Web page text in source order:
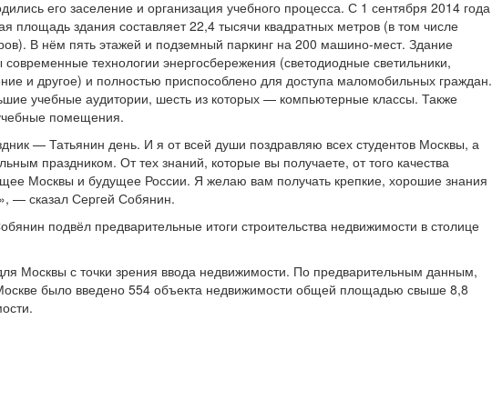
его заселение и организация учебного процесса. С 1 сентября 2014 года
здания составляет 22,4 тысячи квадратных метров (в том числе
В нём пять этажей и подземный паркинг на 200 машино-мест. Здание
технологии энергосбережения (светодиодные светильники,
и другое) и полностью приспособлено для доступа маломобильных граждан.
учебные аудитории, шесть из которых — компьютерные классы. Также
помещения.
— Татьянин день. И я от всей души поздравляю всех студентов Москвы, а
праздником. От тех знаний, которые вы получаете, от того качества
Москвы и будущее России. Я желаю вам получать крепкие, хорошие знания
— сказал Сергей Собянин.
подвёл предварительные итоги строительства недвижимости в столице
Москвы с точки зрения ввода недвижимости. По предварительным данным,
было введено 554 объекта недвижимости общей площадью свыше 8,8